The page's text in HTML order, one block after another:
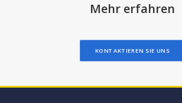
Mehr erfahren
KONTAKTIEREN SIE UNS